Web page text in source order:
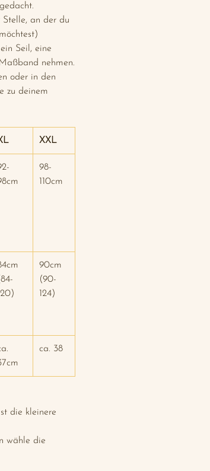
an der du
Seil, eine
nehmen.
oder in den
zu deinem
XXL
98-
110cm
90cm
(90-
124)
ca. 38
die kleinere
wähle die